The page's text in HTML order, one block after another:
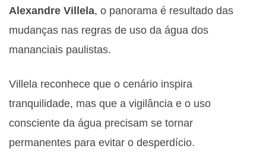
Alexandre Villela, o panorama é resultado das
mudanças nas regras de uso da água dos
mananciais paulistas.
Villela reconhece que o cenário inspira
tranquilidade, mas que a vigilância e o uso
consciente da água precisam se tornar
permanentes para evitar o desperdício.